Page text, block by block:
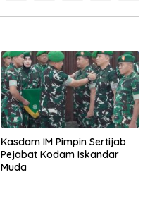
Kasdam IM Pimpin Sertijab
Pejabat Kodam Iskandar
Muda